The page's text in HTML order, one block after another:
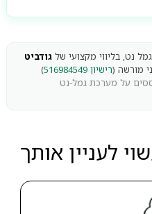
נט, בליווי מקצועי של גודביט
מורשה (רישיון 516984549
)
הנתונים מבוססים על מערכת גמל-נט
לעניין אותך